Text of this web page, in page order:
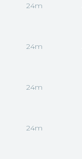
24m
24m
24m
24m